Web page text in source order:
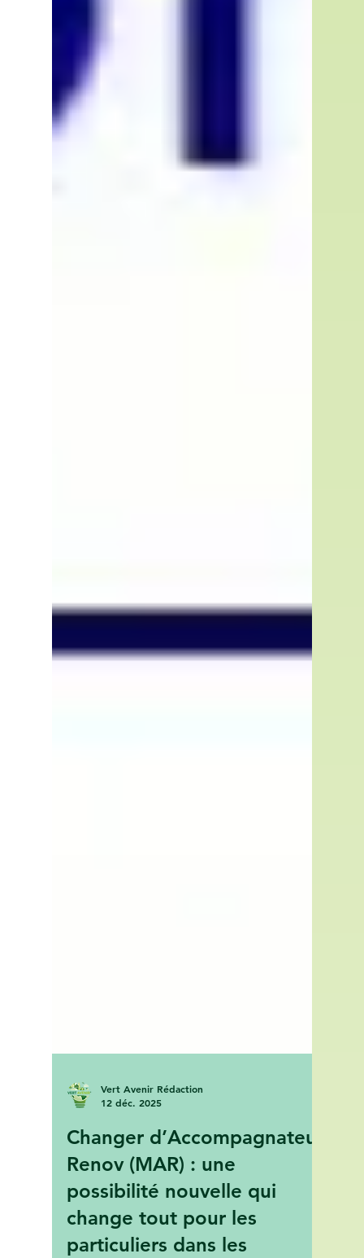
Vert Avenir Rédaction
12 déc. 2025
Changer d’Accompagnateur
Renov (MAR) : une